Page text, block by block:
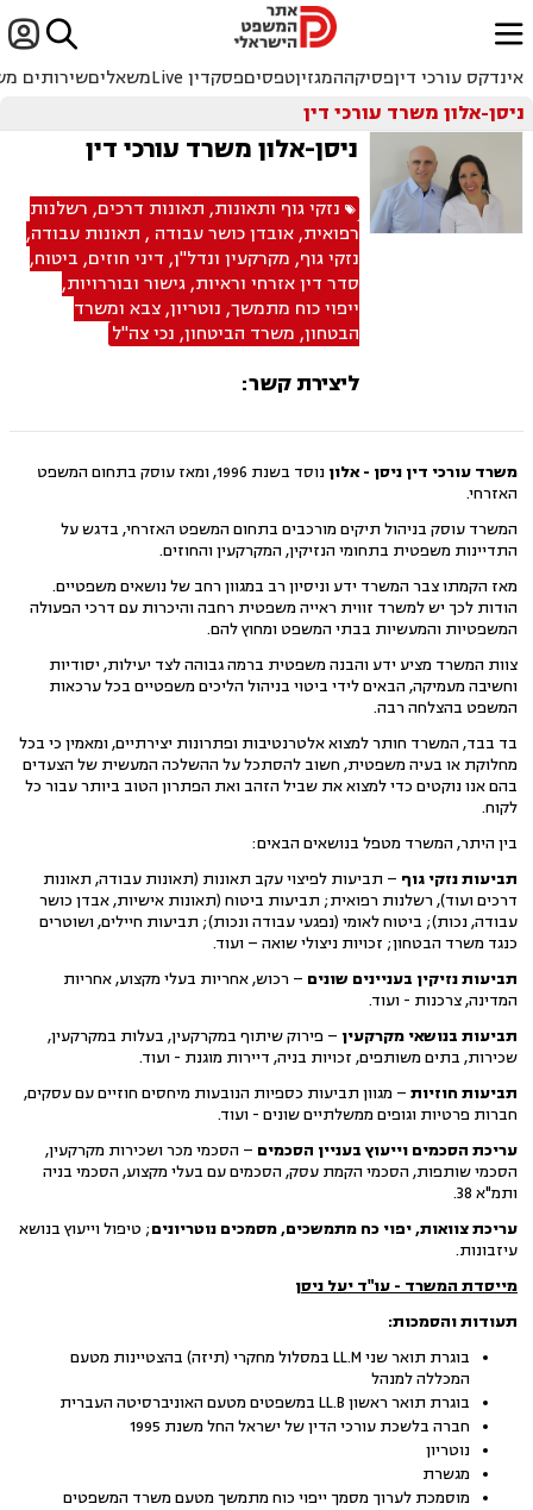

ﱐ
אינדקס עורכי דיןפסיקההמגזיןטפסיםפסקדין Live משאליםשירותים
ניסן-אלון משרד עורכי דין
ניסן-אלון משרד עורכי דין
נזקי גוף ותאונות, תאונות דרכים, רשלנות
רפואית,אובדן כושר עבודה , תאונות עבודה,
נזקי גוף, מקרקעין ונדל"ן, דיני חוזים, ביטוח,
סדר דין אזרחי וראיות,גישור ובוררויות,
ייפוי כוח מתמשך, נוטריון,צבא ומשרד
הבטחון, משרד הביטחון, נכי צה"ל
ליצירת קשר:
משרד עורכי דין ניסן - אלון
נוסד בשנת 1996, ומאז עוסק בתחום המשפט
האזרחי.
המשרד עוסק בניהול תיקים מורכבים בתחום המשפט האזרחי, בדגש על
התדיינות משפטית בתחומי הנזיקין, המקרקעין והחוזים.
מאז הקמתו צבר המשרד ידע וניסיון רב במגוון רחב של נושאים משפטיים.
הודות לכך יש למשרד זווית ראייה משפטית רחבה והיכרות עם דרכי הפעולה
המשפטיות והמעשיות בבתי המשפט ומחוץ להם.
צוות המשרד מציע ידע והבנה משפטית ברמה גבוהה לצד יעילות, יסודיות
וחשיבה מעמיקה, הבאים לידי ביטוי בניהול הליכים משפטיים בכל ערכאות
המשפט בהצלחה רבה.
בד בבד, המשרד חותר למצוא אלטרנטיבות ופתרונות יצירתיים, ומאמין כי בכל
מחלוקת או בעיה משפטית, חשוב להסתכל על ההשלכה המעשית של הצעדים
בהם אנו נוקטים כדי למצוא את שביל הזהב ואת הפתרון הטוב ביותר עבור כל
לקוח.
בין היתר, המשרד מטפל בנושאים הבאים:
תביעות נזקי גוף – תביעות לפיצוי עקב תאונות (תאונות עבודה, תאונות
דרכים ועוד), רשלנות רפואית; תביעות ביטוח (תאונות אישיות, אבדן כושר
עבודה, נכות); ביטוח לאומי (נפגעי עבודה ונכות); תביעות חיילים, ושוטרים
כנגד משרד הבטחון; זכויות ניצולי שואה – ועוד.
תביעות נזיקין בעניינים שונים – רכוש, אחריות בעלי מקצוע, אחריות
המדינה, צרכנות - ועוד.
תביעות בנושאי מקרקעין – פירוק שיתוף במקרקעין, בעלות במקרקעין,
שכירות, בתים משותפים, זכויות בניה, דיירות מוגנת - ועוד.
תביעות חוזיות – מגוון תביעות כספיות הנובעות מיחסים חוזיים עם עסקים,
חברות פרטיות וגופים ממשלתיים שונים - ועוד.
עריכת הסכמים וייעוץ בעניין הסכמים – הסכמי מכר ושכירות מקרקעין,
הסכמי שותפות, הסכמי הקמת עסק, הסכמים עם בעלי מקצוע, הסכמי בניה
ותמ"א 38.
עריכת צוואות, יפוי כח מתמשכים, מסמכים נוטריונים; טיפול וייעוץ בנושא
עיזבונות.
מייסדת המשרד - עו"ד יעל ניסן
תעודות והסמכות:
בוגרת תואר שני LL.M במסלול מחקרי (תיזה) בהצטיינות מטעם
המכללה למנהל
בוגרת תואר ראשון LL.B במשפטים מטעם האוניברסיטה העברית
חברה בלשכת עורכי הדין של ישראל החל משנת 1995
נוטריון
מגשרת
מוסמכת לערוך מסמך ייפוי כוח מתמשך מטעם משרד המשפטים